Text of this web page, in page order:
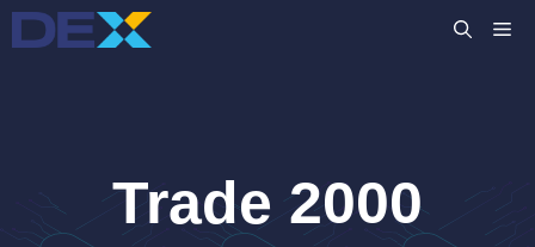
Hop
til
Trade 2000